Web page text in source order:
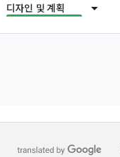
디자인 및 계획